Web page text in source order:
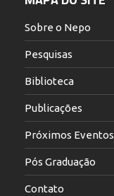
Sobre o Nepo
Pesquisas
Biblioteca
Publicações
Próximos Eventos
Pós Graduação
Contato